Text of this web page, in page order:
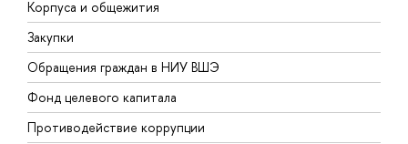
Корпуса и общежития
Закупки
Обращения граждан в НИУ ВШЭ
Фонд целевого капитала
Противодействие коррупции